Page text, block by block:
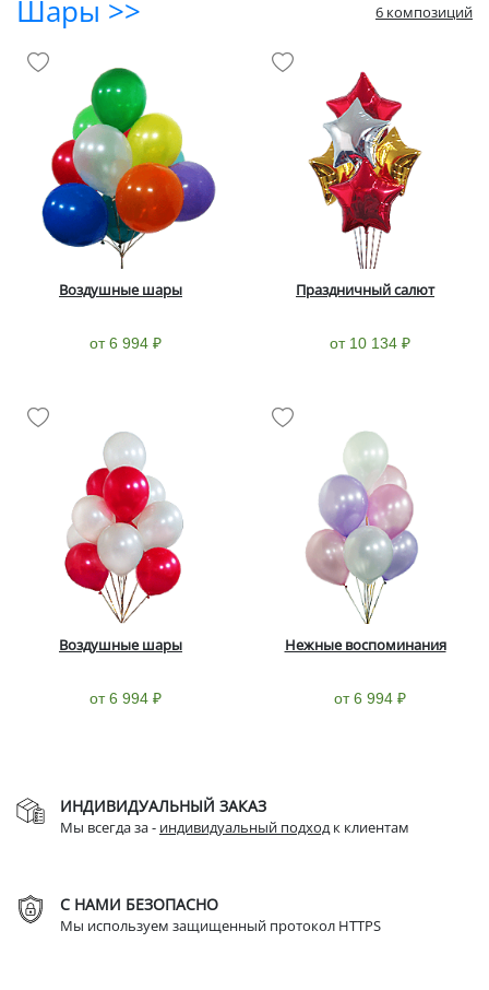
Шары >> 6 композиций
Воздушные шары
от 6 994 ₽
Праздничный салют
от 10 134 ₽
Воздушные шары
от 6 994 ₽
Нежные воспоминания
от 6 994 ₽
ИНДИВИДУАЛЬНЫЙ ЗАКАЗ
Мы всегда за - индивидуальный подходк клиентам
С НАМИ БЕЗОПАСНО
Мы используем защищенный протокол HTTPS